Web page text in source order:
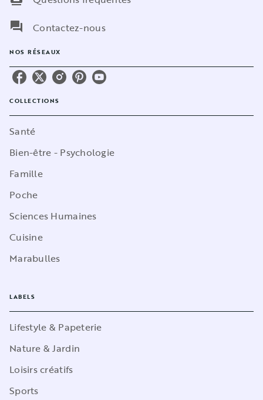
question_answer
Contactez-nous
NOS RÉSEAUX
COLLECTIONS
Santé
Bien-être - Psychologie
Famille
Poche
Sciences Humaines
Cuisine
Marabulles
LABELS
Lifestyle & Papeterie
Nature & Jardin
Loisirs créatifs
Sports